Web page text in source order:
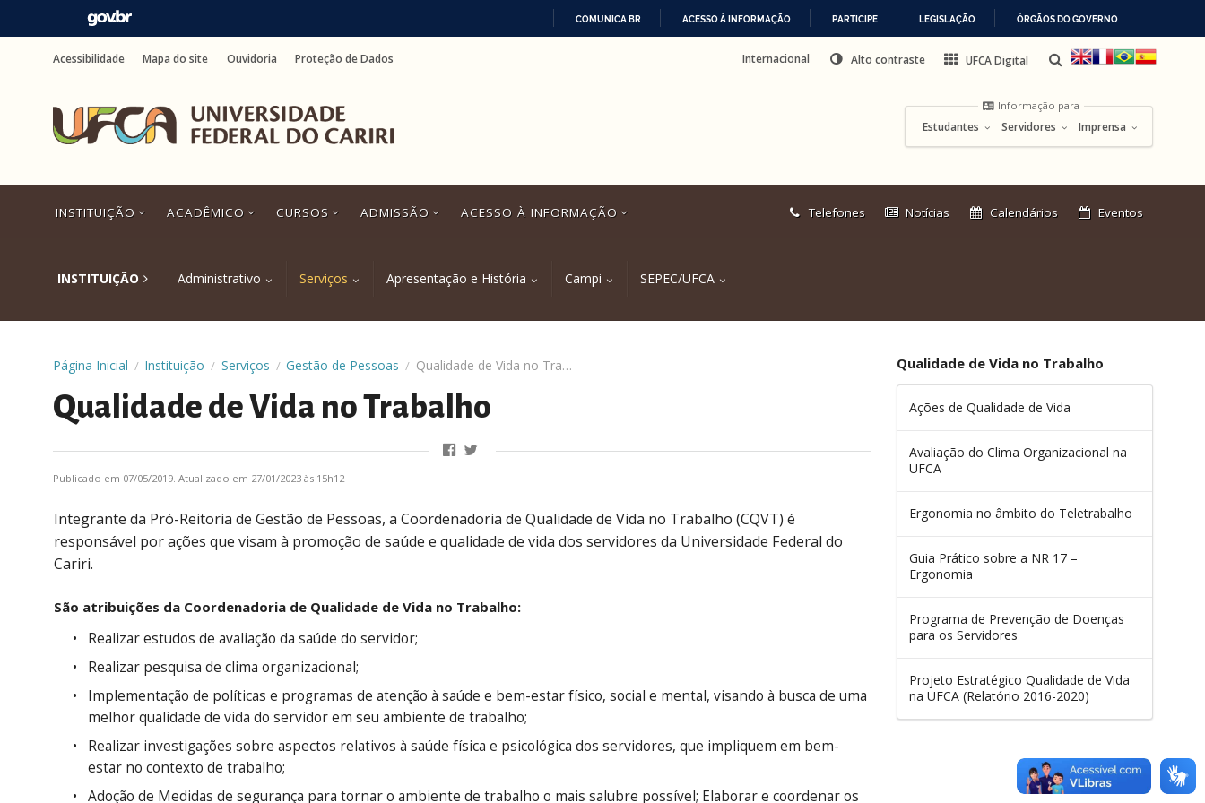
COMUNICA BR ACESSO À INFORMAÇÃO PARTICIPE LEGISLAÇÃO ÓRGÃOS DO GOVERNO
para
para
busca
rodapé
Acessibilidade Mapa do site Ouvidoria Proteção de Dados Internacional Alto contraste UFCA Digital
Informação para
Estudantes Servidores Imprensa
INSTITUIÇÃO ACADÊMICO CURSOS ADMISSÃO ACESSO À INFORMAÇÃO
Link
Telefones Notícias Calendários Eventos
INSTITUIÇÃO Administrativo Serviços Apresentação e História Campi SEPEC/UFCA
Página Inicial / Instituição / Serviços / Gestão de Pessoas / Qualidade de Vida no Trabalho
Qualidade de Vida no Trabalho
Publicado em 07/05/2019. Atualizado em 27/01/2023 às 15h12
Integrante da Pró-Reitoria de Gestão de Pessoas, a Coordenadoria de Qualidade de Vida no Trabalho (CQVT) é
responsável por ações que visam à promoção de saúde e qualidade de vida dos servidores da Universidade Federal do
Cariri.
São atribuições da Coordenadoria de Qualidade de Vida no Trabalho:
Realizar estudos de avaliação da saúde do servidor;
Realizar pesquisa de clima organizacional;
Implementação de políticas e programas de atenção à saúde e bem-estar físico, social e mental, visando à busca de uma
melhor qualidade de vida do servidor em seu ambiente de trabalho;
Realizar investigações sobre aspectos relativos à saúde física e psicológica dos servidores, que impliquem em bem-
estar no contexto de trabalho;
Adoção de Medidas de segurança para tornar o ambiente de trabalho o mais salubre possível; Elaborar e coordenar os
Qualidade de Vida no Trabalho
Ações de Qualidade de Vida
Avaliação do Clima Organizacional na
UFCA
Ergonomia no âmbito do Teletrabalho
Guia Prático sobre a NR 17 –
Ergonomia
Programa de Prevenção de Doenças
para os Servidores
Projeto Estratégico Qualidade de Vida
na UFCA (Relatório 2016-2020)